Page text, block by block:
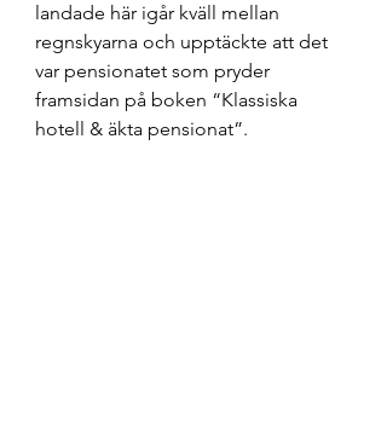
landade här igår kväll mellan
regnskyarna och upptäckte att det
var pensionatet som pryder
framsidan på boken “Klassiska
hotell & äkta pensionat”.